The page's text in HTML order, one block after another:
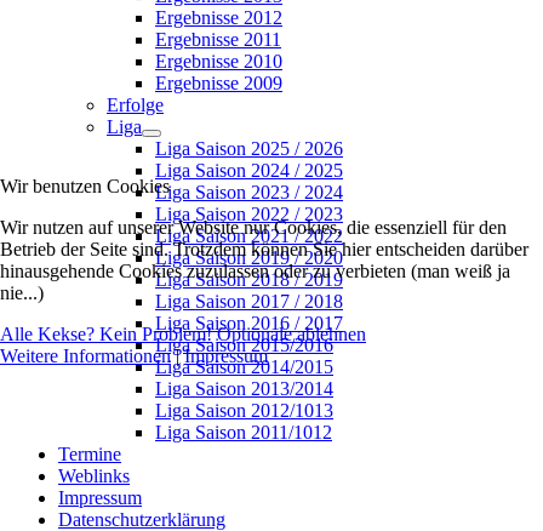
Ergebnisse 2012
Ergebnisse 2011
Ergebnisse 2010
Ergebnisse 2009
Erfolge
Liga
Liga Saison 2025 / 2026
Liga Saison 2024 / 2025
Liga Saison 2023 / 2024
Liga Saison 2022 / 2023
Liga Saison 2021 / 2022
Liga Saison 2019 / 2020
Liga Saison 2018 / 2019
Liga Saison 2017 / 2018
Liga Saison 2016 / 2017
Liga Saison 2015/2016
Liga Saison 2014/2015
Liga Saison 2013/2014
Liga Saison 2012/1013
Liga Saison 2011/1012
Termine
Weblinks
Impressum
Datenschutzerklärung
Wir benutzen Cookies
Wir nutzen auf unserer Website nur Cookies, die essenziell für den
Betrieb der Seite sind. Trotzdem können Sie hier entscheiden darüber
hinausgehende Cookies zuzulassen oder zu verbieten (man weiß ja
nie...)
Alle Kekse? Kein Problem! Optionale ablehnen
Weitere Informationen|Impressum